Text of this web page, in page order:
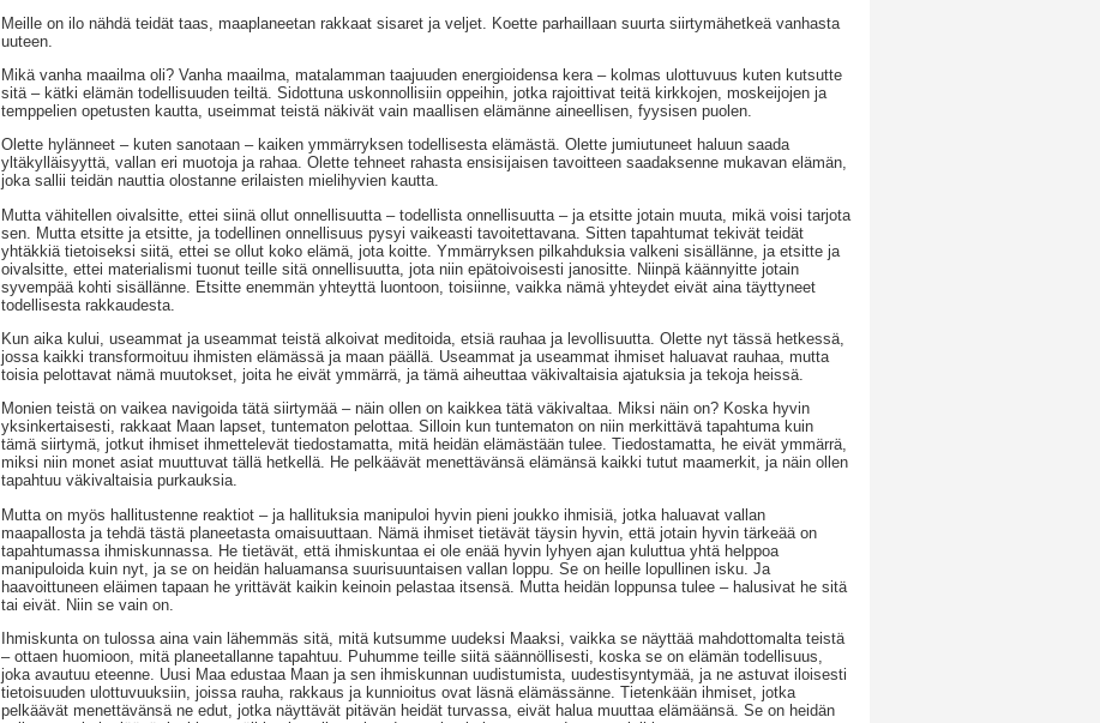
Meille on ilo nähdä teidät taas, maaplaneetan rakkaat sisaret ja veljet. Koette parhaillaan suurta siirtymähetkeä vanhasta
uuteen.
Mikä vanha maailma oli? Vanha maailma, matalamman taajuuden energioidensa kera – kolmas ulottuvuus kuten kutsutte
sitä – kätki elämän todellisuuden teiltä. Sidottuna uskonnollisiin oppeihin, jotka rajoittivat teitä kirkkojen, moskeijojen ja
temppelien opetusten kautta, useimmat teistä näkivät vain maallisen elämänne aineellisen, fyysisen puolen.
Olette hylänneet – kuten sanotaan – kaiken ymmärryksen todellisesta elämästä. Olette jumiutuneet haluun saada
yltäkylläisyyttä, vallan eri muotoja ja rahaa. Olette tehneet rahasta ensisijaisen tavoitteen saadaksenne mukavan elämän,
joka sallii teidän nauttia olostanne erilaisten mielihyvien kautta.
Mutta vähitellen oivalsitte, ettei siinä ollut onnellisuutta – todellista onnellisuutta – ja etsitte jotain muuta, mikä voisi tarjota
sen. Mutta etsitte ja etsitte, ja todellinen onnellisuus pysyi vaikeasti tavoitettavana. Sitten tapahtumat tekivät teidät
yhtäkkiä tietoiseksi siitä, ettei se ollut koko elämä, jota koitte. Ymmärryksen pilkahduksia valkeni sisällänne, ja etsitte ja
oivalsitte, ettei materialismi tuonut teille sitä onnellisuutta, jota niin epätoivoisesti janositte. Niinpä käännyitte jotain
syvempää kohti sisällänne. Etsitte enemmän yhteyttä luontoon, toisiinne, vaikka nämä yhteydet eivät aina täyttyneet
todellisesta rakkaudesta.
Kun aika kului, useammat ja useammat teistä alkoivat meditoida, etsiä rauhaa ja levollisuutta. Olette nyt tässä hetkessä,
jossa kaikki transformoituu ihmisten elämässä ja maan päällä. Useammat ja useammat ihmiset haluavat rauhaa, mutta
toisia pelottavat nämä muutokset, joita he eivät ymmärrä, ja tämä aiheuttaa väkivaltaisia ajatuksia ja tekoja heissä.
Monien teistä on vaikea navigoida tätä siirtymää – näin ollen on kaikkea tätä väkivaltaa. Miksi näin on? Koska hyvin
yksinkertaisesti, rakkaat Maan lapset, tuntematon pelottaa. Silloin kun tuntematon on niin merkittävä tapahtuma kuin
tämä siirtymä, jotkut ihmiset ihmettelevät tiedostamatta, mitä heidän elämästään tulee. Tiedostamatta, he eivät ymmärrä,
miksi niin monet asiat muuttuvat tällä hetkellä. He pelkäävät menettävänsä elämänsä kaikki tutut maamerkit, ja näin ollen
tapahtuu väkivaltaisia purkauksia.
Mutta on myös hallitustenne reaktiot – ja hallituksia manipuloi hyvin pieni joukko ihmisiä, jotka haluavat vallan
maapallosta ja tehdä tästä planeetasta omaisuuttaan. Nämä ihmiset tietävät täysin hyvin, että jotain hyvin tärkeää on
tapahtumassa ihmiskunnassa. He tietävät, että ihmiskuntaa ei ole enää hyvin lyhyen ajan kuluttua yhtä helppoa
manipuloida kuin nyt, ja se on heidän haluamansa suurisuuntaisen vallan loppu. Se on heille lopullinen isku. Ja
haavoittuneen eläimen tapaan he yrittävät kaikin keinoin pelastaa itsensä. Mutta heidän loppunsa tulee – halusivat he sitä
tai eivät. Niin se vain on.
Ihmiskunta on tulossa aina vain lähemmäs sitä, mitä kutsumme uudeksi Maaksi, vaikka se näyttää mahdottomalta teistä
– ottaen huomioon, mitä planeetallanne tapahtuu. Puhumme teille siitä säännöllisesti, koska se on elämän todellisuus,
joka avautuu eteenne. Uusi Maa edustaa Maan ja sen ihmiskunnan uudistumista, uudestisyntymää, ja ne astuvat iloisesti
tietoisuuden ulottuvuuksiin, joissa rauha, rakkaus ja kunnioitus ovat läsnä elämässänne. Tietenkään ihmiset, jotka
pelkäävät menettävänsä ne edut, jotka näyttävät pitävän heidät turvassa, eivät halua muuttaa elämäänsä. Se on heidän